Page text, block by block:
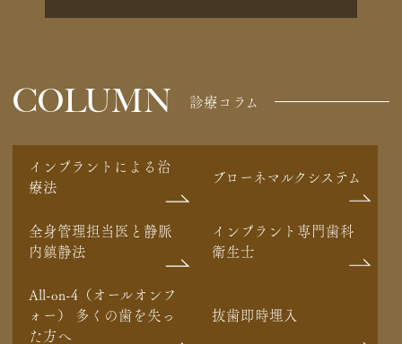
COLUMN 診療コラム
インプラントによる治
療法
ブローネマルクシステム
全身管理担当医と静脈
内鎮静法
インプラント専門歯科
衛生士
All-on-4（オールオンフ
ォー） 多くの歯を失っ
た方へ
抜歯即時埋入